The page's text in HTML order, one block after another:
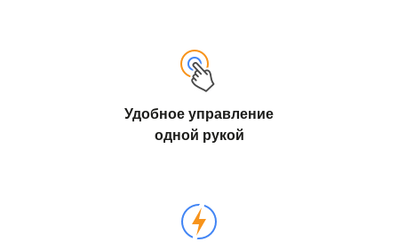
Удобное управление
одной рукой